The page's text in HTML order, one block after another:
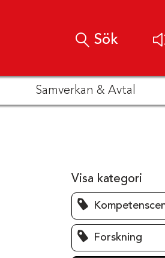
Sök
Samverkan & Avtal
Visa kategori
Forskning